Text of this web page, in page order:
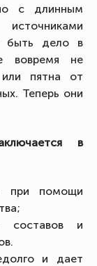
с длинным
быть дело в
вовремя не
пятна от
Теперь они
в
при помощи
составов и
и дает